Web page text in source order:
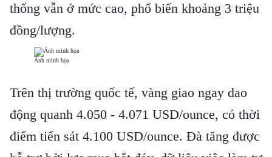
thống vẫn ở mức cao, phổ biến khoảng 3 triệu
đồng/lượng.
Ảnh minh họa
Trên thị trường quốc tế, vàng giao ngay dao
động quanh 4.050 - 4.071 USD/ounce, có thời
điểm tiến sát 4.100 USD/ounce. Đà tăng được